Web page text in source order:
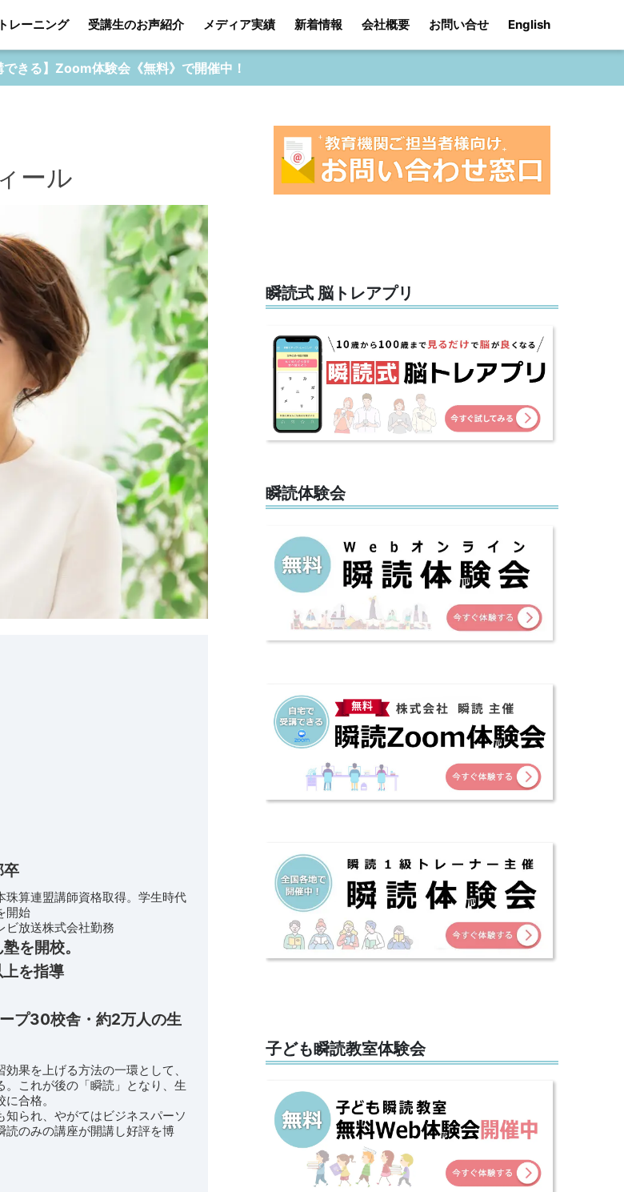
レーニング 受講生のお声紹介 メディア実績 新着情報 会社概要 お問い合せ English
できる】Zoom体験会《無料》で開催中！
ール
卒
珠算連盟講師資格取得。学生時代
開始
ビ放送株式会社勤務
を開校。
を指導
プ30校舎・約2万人の生
果を上げる方法の一環として、
。これが後の「瞬読」となり、生
合格。
知られ、やがてはビジネスパーソ
読のみの講座が開講し好評を博
瞬読式 脳トレアプリ
瞬読体験会
子ども瞬読教室体験会